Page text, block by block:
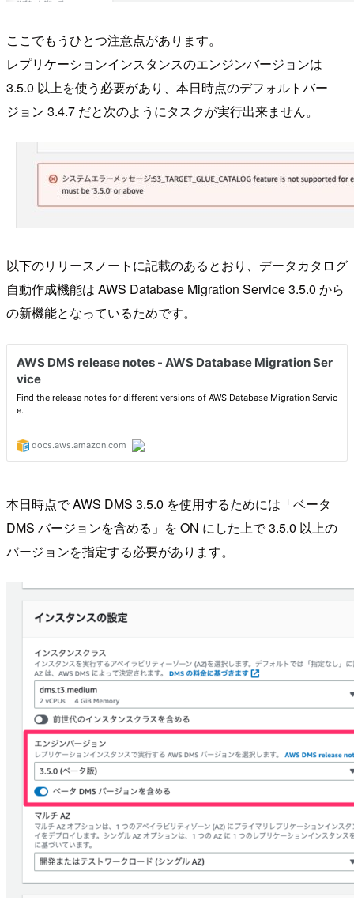
ここでもうひとつ注意点があります。
レプリケーションインスタンスのエンジンバージョンは
3.5.0 以上を使う必要があり、本日時点のデフォルトバー
ジョン 3.4.7 だと次のようにタスクが実行出来ません。
以下のリリースノートに記載のあるとおり、データカタログ
自動作成機能は AWS Database Migration Service 3.5.0 から
の新機能となっているためです。
本日時点で AWS DMS 3.5.0 を使用するためには「ベータ
DMS バージョンを含める」を ON にした上で 3.5.0 以上の
バージョンを指定する必要があります。